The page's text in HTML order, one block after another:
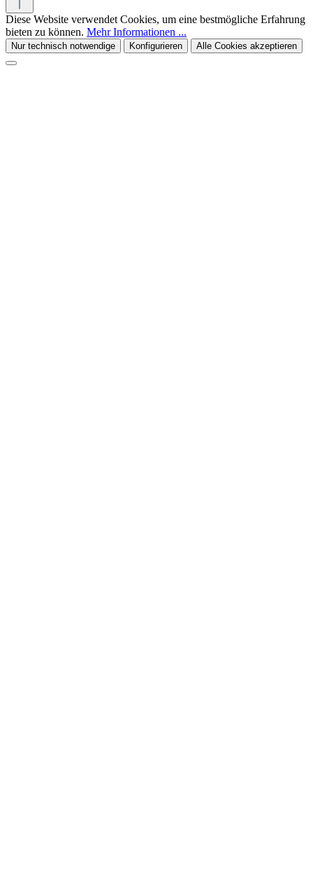
Diese Website verwendet Cookies, um eine bestmögliche Erfahrung
bieten zu können. Mehr Informationen ...
Nur technisch notwendige Konfigurieren Alle Cookies akzeptieren